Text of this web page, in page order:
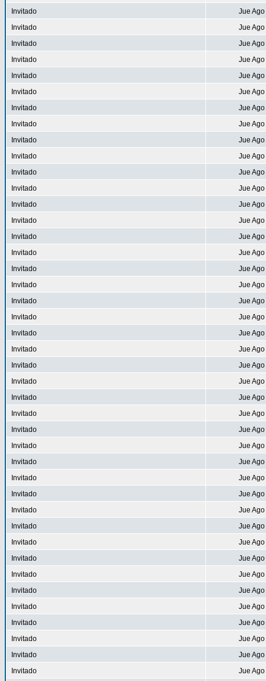
Invitado
Jue
Invitado
Jue
Invitado
Jue
Invitado
Jue
Invitado
Jue
Invitado
Jue
Invitado
Jue
Invitado
Jue
Invitado
Jue
Invitado
Jue
Invitado
Jue
Invitado
Jue
Invitado
Jue
Invitado
Jue
Invitado
Jue
Invitado
Jue
Invitado
Jue
Invitado
Jue
Invitado
Jue
Invitado
Jue
Invitado
Jue
Invitado
Jue
Invitado
Jue
Invitado
Jue
Invitado
Jue
Invitado
Jue
Invitado
Jue
Invitado
Jue
Invitado
Jue
Invitado
Jue
Invitado
Jue
Invitado
Jue
Invitado
Jue
Invitado
Jue
Invitado
Jue
Invitado
Jue
Invitado
Jue
Invitado
Jue
Invitado
Jue
Invitado
Jue
Invitado
Jue
Invitado
Jue